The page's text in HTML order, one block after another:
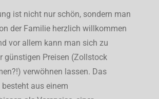
ist nicht nur schön, sondern man
der Familie herzlich willkommen
vor allem kann man sich zu
günstigen Preisen (Zollstock
verwöhnen lassen. Das
aus einem